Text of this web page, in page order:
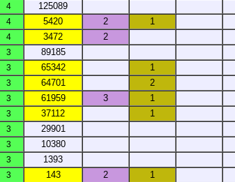
4
125089
4 5420 2
1
4 3472
2
3
89185
3 65342
1
3 64701
2
3 61959 3
1
3 37112
1
3
29901
3
10380
3
1393
3 143 2
1